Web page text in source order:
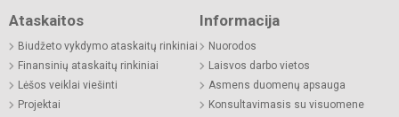
Ataskaitos
Biudžeto vykdymo ataskaitų rinkiniai
Finansinių ataskaitų rinkiniai
Lėšos veiklai viešinti
Projektai
Informacija
Nuorodos
Laisvos darbo vietos
Asmens duomenų apsauga
Konsultavimasis su visuomene